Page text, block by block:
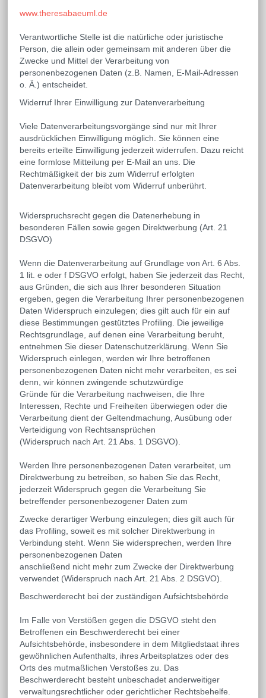
www.theresabaeuml.de
Verantwortliche Stelle ist die natürliche oder juristische
Person, die allein oder gemeinsam mit anderen über die
Zwecke und Mittel der Verarbeitung von
personenbezogenen Daten (z.B. Namen, E-Mail-Adressen
o. Ä.) entscheidet.
Widerruf Ihrer Einwilligung zur Datenverarbeitung
Viele Datenverarbeitungsvorgänge sind nur mit Ihrer
ausdrücklichen Einwilligung möglich. Sie können eine
bereits erteilte Einwilligung jederzeit widerrufen. Dazu reicht
eine formlose Mitteilung per E-Mail an uns. Die
Rechtmäßigkeit der bis zum Widerruf erfolgten
Datenverarbeitung bleibt vom Widerruf unberührt.
Widerspruchsrecht gegen die Datenerhebung in
besonderen Fällen sowie gegen Direktwerbung (Art. 21
DSGVO)
Wenn die Datenverarbeitung auf Grundlage von Art. 6 Abs.
1 lit. e oder f DSGVO erfolgt, haben Sie jederzeit das Recht,
aus Gründen, die sich aus Ihrer besonderen Situation
ergeben, gegen die Verarbeitung Ihrer personenbezogenen
Daten Widerspruch einzulegen; dies gilt auch für ein auf
diese Bestimmungen gestütztes Profiling. Die jeweilige
Rechtsgrundlage, auf denen eine Verarbeitung beruht,
entnehmen Sie dieser Datenschutzerklärung. Wenn Sie
Widerspruch einlegen, werden wir Ihre betroffenen
personenbezogenen Daten nicht mehr verarbeiten, es sei
denn, wir können zwingende schutzwürdige
Gründe für die Verarbeitung nachweisen, die Ihre
Interessen, Rechte und Freiheiten überwiegen oder die
Verarbeitung dient der Geltendmachung, Ausübung oder
Verteidigung von Rechtsansprüchen
(Widerspruch nach Art. 21 Abs. 1 DSGVO).
Werden Ihre personenbezogenen Daten verarbeitet, um
Direktwerbung zu betreiben, so haben Sie das Recht,
jederzeit Widerspruch gegen die Verarbeitung Sie
betreffender personenbezogener Daten zum
Zwecke derartiger Werbung einzulegen; dies gilt auch für
das Profiling, soweit es mit solcher Direktwerbung in
Verbindung steht. Wenn Sie widersprechen, werden Ihre
personenbezogenen Daten
anschließend nicht mehr zum Zwecke der Direktwerbung
verwendet (Widerspruch nach Art. 21 Abs. 2 DSGVO).
Beschwerderecht bei der zuständigen Aufsichtsbehörde
Im Falle von Verstößen gegen die DSGVO steht den
Betroffenen ein Beschwerderecht bei einer
Aufsichtsbehörde, insbesondere in dem Mitgliedstaat ihres
gewöhnlichen Aufenthalts, ihres Arbeitsplatzes oder des
Orts des mutmaßlichen Verstoßes zu. Das
Beschwerderecht besteht unbeschadet anderweitiger
verwaltungsrechtlicher oder gerichtlicher Rechtsbehelfe.